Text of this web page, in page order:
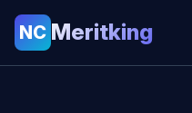
NC Meritking